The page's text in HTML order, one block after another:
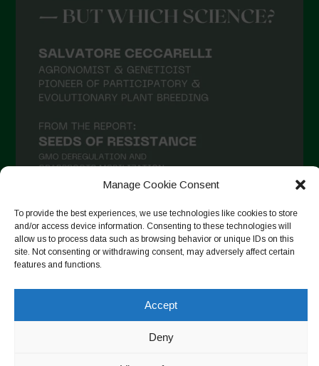
Manage Cookie Consent
To provide the best experiences, we use technologies like cookies to store
and/or access device information. Consenting to these technologies will
allow us to process data such as browsing behavior or unique IDs on this
site. Not consenting or withdrawing consent, may adversely affect certain
features and functions.
Accept
Deny
Seguir en Instagram
Copyright © 2026. All rights reserved.
Cookie Policy